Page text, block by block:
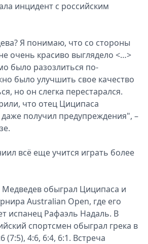
инцидент с российским
Я понимаю, что со стороны
очень красиво выглядело <…>
было разозлиться по-
было улучшить свое качество
но он слегка перестарался.
что отец Циципаса
получил предупреждения", –
всё еще учится играть более
Медведев обыграл Циципаса и
Australian Open, где его
испанец Рафаэль Надаль. В
спортсмен обыграл грека в
(7:5), 4:6, 6:4, 6:1. Встреча